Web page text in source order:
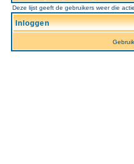
Deze lijst geeft de gebruikers weer die
Inloggen